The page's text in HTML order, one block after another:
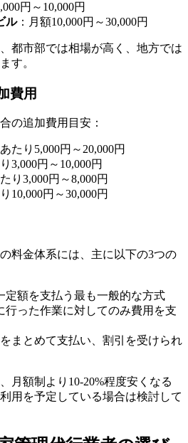
円～10,000円
ル：月額10,000円～30,000円
都市部では相場が高く、地方では
す。
費用
の追加費用目安：
たり5,000円～20,000円
3,000円～10,000円
り3,000円～8,000円
10,000円～30,000円
料金体系には、主に以下の3つの
定額を支払う最も一般的な方式
行った作業に対してのみ費用を支
をまとめて支払い、割引を受けられ
月額制より10-20%程度安くなる
用を予定している場合は検討して